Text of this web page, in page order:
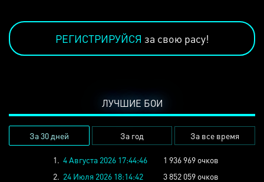
РЕГИСТРИРУЙСЯ за свою расу!
ЛУЧШИЕ БОИ
За 30 дней За год За все время
1. 4 Августа 2026 17:44:46
1 936 969 очков
2. 24 Июля 2026 18:14:42
3 852 059 очков